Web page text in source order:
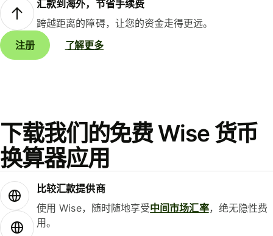
汇款到海外，节省手续费
跨越距离的障碍，让您的资金走得更远。
注册
了解更多
下载我们的免费 Wise 货币
换算器应用
比较汇款提供商
使用 Wise，随时随地享受中间市场汇率，绝无隐性费
用。